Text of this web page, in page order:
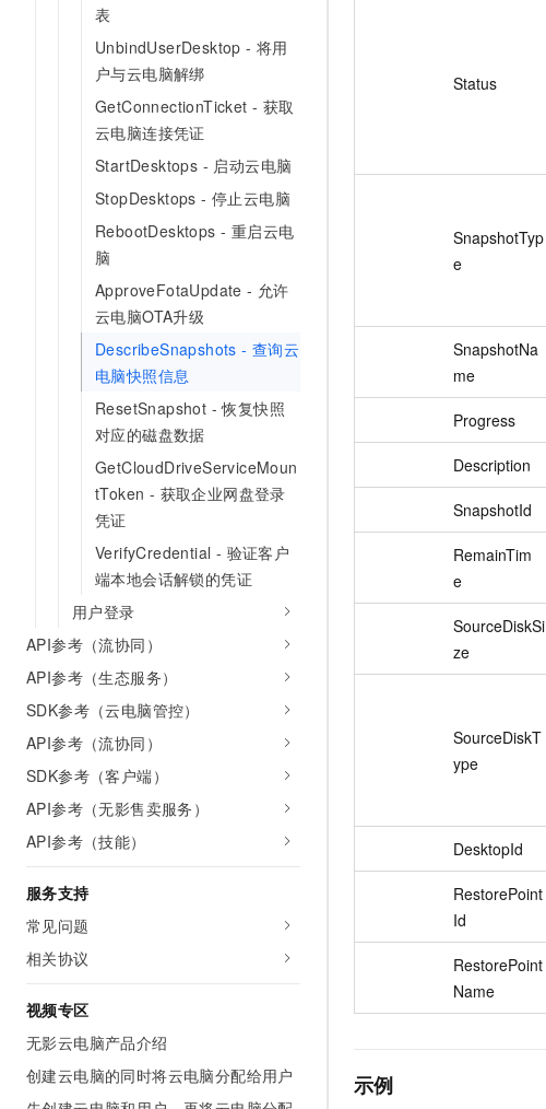
表
UnbindUserDesktop - 将用
户与云电脑解绑
GetConnectionTicket - 获取
云电脑连接凭证
StartDesktops - 启动云电脑
StopDesktops - 停止云电脑
RebootDesktops - 重启云电
脑
ApproveFotaUpdate - 允许
云电脑OTA升级
DescribeSnapshots - 查询云
电脑快照信息
ResetSnapshot - 恢复快照
对应的磁盘数据
GetCloudDriveServiceMoun
tToken - 获取企业网盘登录
凭证
VerifyCredential - 验证客户
端本地会话解锁的凭证
用户登录
API参考（流协同）
API参考（生态服务）
SDK参考（云电脑管控）
API参考（流协同）
SDK参考（客户端）
API参考（无影售卖服务）
API参考（技能）
服务支持
常见问题
相关协议
视频专区
无影云电脑产品介绍
创建云电脑的同时将云电脑分配给用户
Status
SnapshotTyp
e
SnapshotNa
me
Progress
Description
SnapshotId
RemainTim
e
SourceDiskSi
ze
SourceDiskT
ype
DesktopId
RestorePoint
Id
RestorePoint
Name
示例